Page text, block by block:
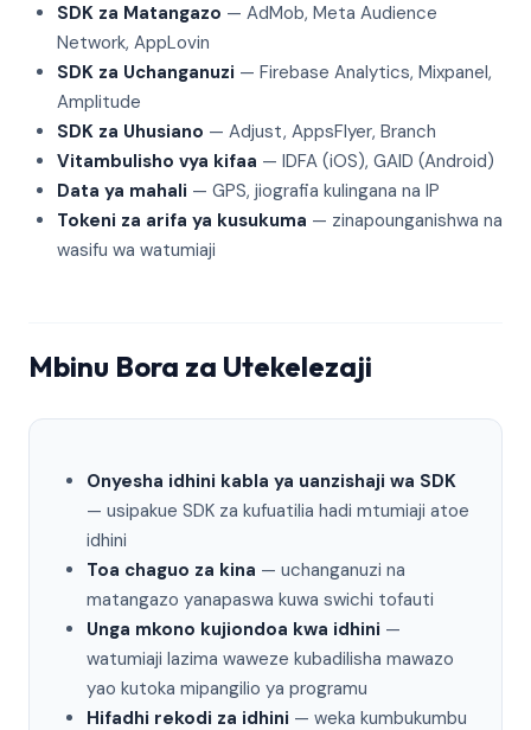
SDK za Matangazo — AdMob, Meta Audience
Network, AppLovin
SDK za Uchanganuzi — Firebase Analytics, Mixpanel,
Amplitude
SDK za Uhusiano — Adjust, AppsFlyer, Branch
Vitambulisho vya kifaa — IDFA (iOS), GAID (Android)
Data ya mahali — GPS, jiografia kulingana na IP
Tokeni za arifa ya kusukuma — zinapounganishwa na
wasifu wa watumiaji
Mbinu Bora za Utekelezaji
Onyesha idhini kabla ya uanzishaji wa SDK
— usipakue SDK za kufuatilia hadi mtumiaji atoe
idhini
Toa chaguo za kina — uchanganuzi na
matangazo yanapaswa kuwa swichi tofauti
Unga mkono kujiondoa kwa idhini —
watumiaji lazima waweze kubadilisha mawazo
yao kutoka mipangilio ya programu
Hifadhi rekodi za idhini — weka kumbukumbu